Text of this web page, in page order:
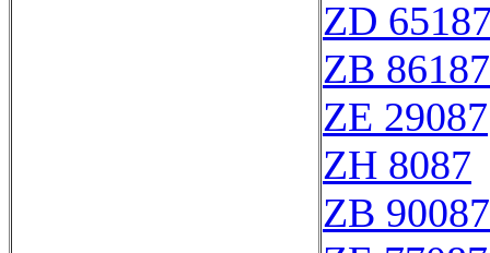
ZD
ZB 86187
ZE 29087
ZH 8087
ZB 90087